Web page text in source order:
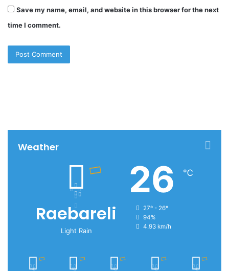
Save my name, email, and website in this browser for the next
time I comment.
Weather
Raebareli
Light Rain
26 ℃
27º - 26º
94%
4.93 km/h